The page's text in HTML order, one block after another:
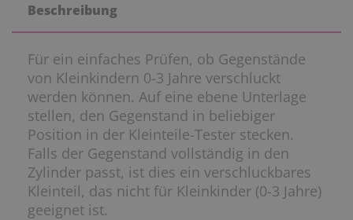
Beschreibung
Für ein einfaches Prüfen, ob Gegenstände
von Kleinkindern 0-3 Jahre verschluckt
werden können. Auf eine ebene Unterlage
stellen, den Gegenstand in beliebiger
Position in der Kleinteile-Tester stecken.
Falls der Gegenstand vollständig in den
Zylinder passt, ist dies ein verschluckbares
Kleinteil, das nicht für Kleinkinder (0-3 Jahre)
geeignet ist.